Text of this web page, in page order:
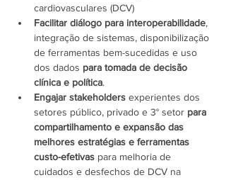
cardiovasculares (DCV)
Facilitar diálogo para interoperabilidade,
integração de sistemas, disponibilização
de ferramentas bem-sucedidas e uso
dos dados para tomada de decisão
clínica e política.
Engajar stakeholders experientes dos
setores público, privado e 3° setor para
compartilhamento e expansão das
melhores estratégias e ferramentas
custo-efetivas para melhoria de
cuidados e desfechos de DCV na